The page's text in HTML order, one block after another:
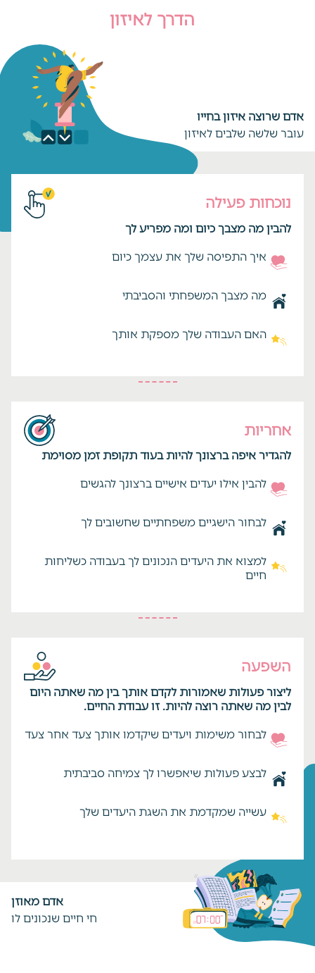
הדרך לאיזון
אדם שרוצה איזון בחייו
עובר שלשה שלבים לאיזון
נוכחות פעילה
להבין מה מצבך כיום ומה מפריע לך
איך התפיסה שלך את עצמך כיום
מה מצבך המשפחתי והסביבתי
האם העבודה שלך מספקת אותך
אחריות
להגדיר איפה ברצונך להיות בעוד תקופת זמן מסוימת
להבין אילו יעדים אישיים ברצונך להגשים
לבחור הישגיים משפחתיים שחשובים לך
למצוא את היעדים הנכונים לך בעבודה כשליחות
חיים
השפעה
ליצור פעולות שאמורות לקדם אותך בין מה שאתה היום
לבין מה שאתה רוצה להיות. זו עבודת החיים.
לבחור משימות ויעדים שיקדמו אותך צעד אחר צעד
לבצע פעולות שיאפשרו לך צמיחה סביבתית
עשייה שמקדמת את השגת היעדים שלך
אדם מאוזן
חי חיים שנכונים לו